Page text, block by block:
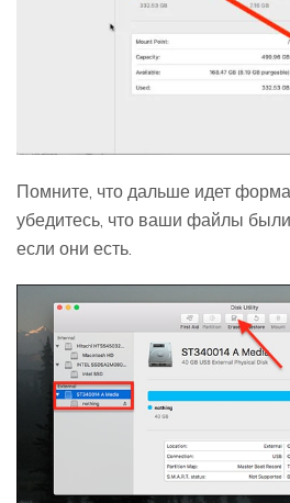
Помните, что дальше идет
убедитесь, что ваши файлы
если они есть.